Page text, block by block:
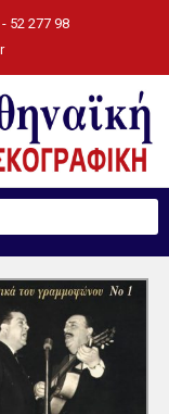
52 277 98